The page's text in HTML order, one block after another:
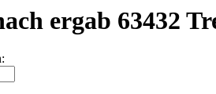
ergab 63432